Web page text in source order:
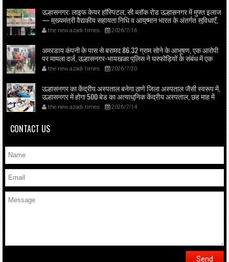
उल्हासनगर: लाइफ केयर हॉस्पिटल, सी ब्लॉक रोड उल्हासनगर में मुफ्त इलाज
— मुख्यमंत्री वैद्यकीय सहायता निधि व आयुष्मान भारत के अंतर्गत सुविधाएँ,
लाइफ केयर में मुफ्त डायलिसिस व 24×7 लैब, महत्मा फुले जन आरोग्य योजना
के तहत भी मरीजों को इलाज; 50 बेड व दो आधुनिक ऑपरेशन थिएटर
the new azadi times 2026/7/16
अमरडाय कंपनी के पास से बरामद 86.32 ग्राम सोने के आभूषण, एक आरोपी
पर मामला दर्ज, उल्हासनगर-भायखळा पुलिस ने घरफोड़ियों के संबंध में एक
आरोपी से महत्वपूर्ण पूछताछ के बाद आरोपी के साथी के ठिकाने से 10,90,261
रुपये मूल्य के सोने के आभूषण बरामद किए।
the new azadi times 2026/7/20
उल्हासनगर का केंद्रीय अस्पताल बनेगा ठाणे जिला अस्पताल जैसी स्वरूप में,
उल्हासनगर में होगा 500 बेड का अत्याधुनिक केंद्रीय अस्पताल, छह माह में
ESIC सेवा शुरू, सांसद डॉ. शिंदे व स्वास्थ्य मंत्री प्रकाश आबिटकर ने किया
अस्पताल का निरीक्षण; बड़े सुधारों का ऐलान।
the new azadi times 2026/7/14
CONTACT US